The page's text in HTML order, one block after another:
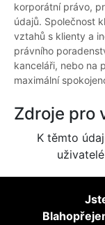
korporátní právo,
údajů. Společnost
vztahů s klienty a
právního
kanceláři, nebo na
maximální
Zdroje pro
K těmto